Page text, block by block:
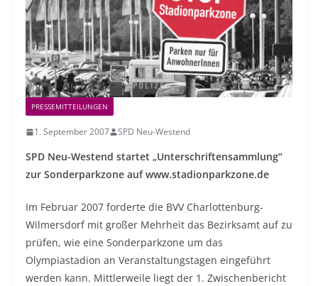
PRESSEMITTEILUNGEN
1. September 2007 SPD Neu-Westend
SPD Neu-Westend startet „Unterschriftensammlung“
zur Sonderparkzone auf www.stadionparkzone.de
Im Februar 2007 forderte die BVV Charlottenburg-
Wilmersdorf mit großer Mehrheit das Bezirksamt auf zu
prüfen, wie eine Sonderparkzone um das
Olympiastadion an Veranstaltungstagen eingeführt
werden kann. Mittlerweile liegt der 1. Zwischenbericht